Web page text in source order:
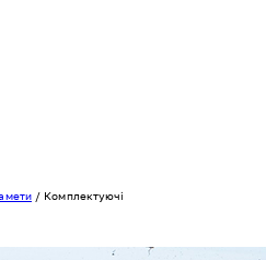
/ Комплектуючі